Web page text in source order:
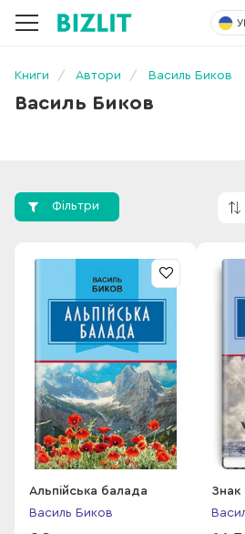
Книги Автори Василь Биков
Василь Биков
Фільтри
Альпійська балада
Василь Биков
Знак